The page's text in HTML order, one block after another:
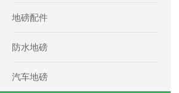
地磅配件
防水地磅
汽车地磅